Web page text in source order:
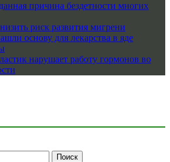
причина бездетности многих
риск развития мигрени
основу для лекарства в яде
нарушает работу гормонов во